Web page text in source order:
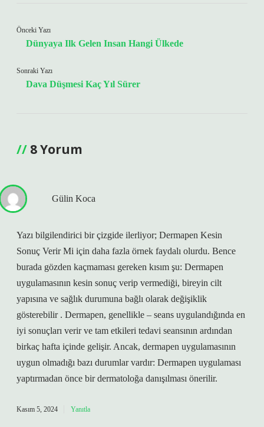
Önceki Yazı
Dünyaya Ilk Gelen Insan Hangi Ülkede
Sonraki Yazı
Dava Düşmesi Kaç Yıl Sürer
8 Yorum
Gülin Koca
Yazı bilgilendirici bir çizgide ilerliyor; Dermapen Kesin
Sonuç Verir Mi için daha fazla örnek faydalı olurdu. Bence
burada gözden kaçmaması gereken kısım şu: Dermapen
uygulamasının kesin sonuç verip vermediği, bireyin cilt
yapısına ve sağlık durumuna bağlı olarak değişiklik
gösterebilir . Dermapen, genellikle – seans uygulandığında en
iyi sonuçları verir ve tam etkileri tedavi seansının ardından
birkaç hafta içinde gelişir. Ancak, dermapen uygulamasının
uygun olmadığı bazı durumlar vardır: Dermapen uygulaması
yaptırmadan önce bir dermatoloğa danışılması önerilir.
Kasım 5, 2024 Yanıtla